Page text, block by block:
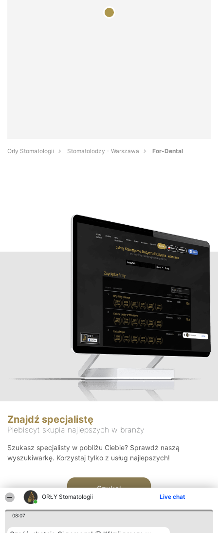
ORŁY Stomatologii Live chat
08:07
Orły Stomatologii Stomatolodzy - Warszawa For-Dental
Znajdź specjalistę
Plebiscyt skupia najlepszych w branży
Szukasz specjalisty w pobliżu Ciebie? Sprawdź naszą
wyszukiwarkę. Korzystaj tylko z usług najlepszych!
Szukaj